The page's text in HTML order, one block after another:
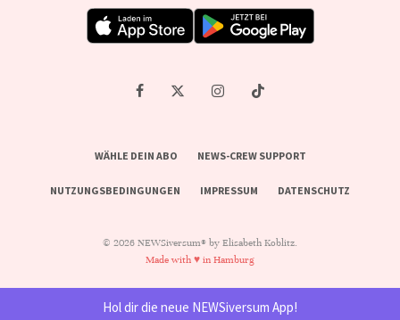
WÄHLE DEIN ABO NEWS-CREW SUPPORT
NUTZUNGSBEDINGUNGEN IMPRESSUM DATENSCHUTZ
© 2026 NEWSiversum® by Elisabeth Koblitz.
Made with ♥ in Hamburg
Hol dir die neue NEWSiversum App!